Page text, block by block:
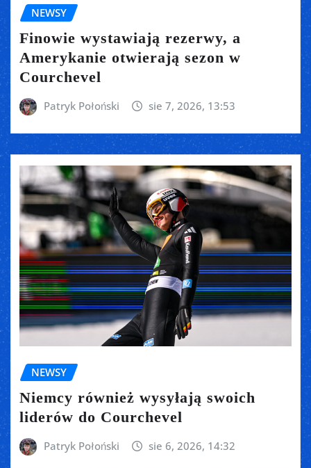
NEWSY
Finowie wystawiają rezerwy, a
Amerykanie otwierają sezon w
Courchevel
Patryk Połoński sie 7, 2026, 13:53
NEWSY
Niemcy również wysyłają swoich
liderów do Courchevel
Patryk Połoński sie 6, 2026, 14:32